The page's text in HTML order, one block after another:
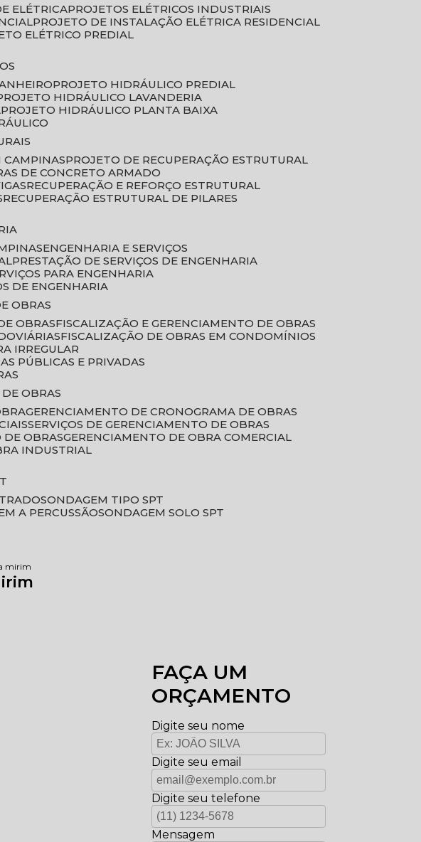
ELÉTRICA
PROJETOS ELÉTRICOS INDUSTRIAIS
PROJETO DE INSTALAÇÃO ELÉTRICA RESIDENCIAL
ELÉTRICO PREDIAL
PROJETO HIDRÁULICO PREDIAL
PROJETO HIDRÁULICO LAVANDERIA
PROJETO HIDRÁULICO PLANTA BAIXA
CAMPINAS
PROJETO DE RECUPERAÇÃO ESTRUTURAL
DE CONCRETO ARMADO
RECUPERAÇÃO E REFORÇO ESTRUTURAL
RECUPERAÇÃO ESTRUTURAL DE PILARES
ENGENHARIA E SERVIÇOS
PRESTAÇÃO DE SERVIÇOS DE ENGENHARIA
PARA ENGENHARIA
DE ENGENHARIA
OBRAS
OBRAS
FISCALIZAÇÃO E GERENCIAMENTO DE OBRAS
FISCALIZAÇÃO DE OBRAS EM CONDOMÍNIOS
IRREGULAR
PÚBLICAS E PRIVADAS
DE OBRAS
GERENCIAMENTO DE CRONOGRAMA DE OBRAS
SERVIÇOS DE GERENCIAMENTO DE OBRAS
DE OBRAS
GERENCIAMENTO DE OBRA COMERCIAL
INDUSTRIAL
SONDAGEM TIPO SPT
A PERCUSSÃO SONDAGEM SOLO SPT
mirim
FAÇA UM
ORÇAMENTO
Digite seu nome
Digite seu email
Digite seu telefone
Mensagem